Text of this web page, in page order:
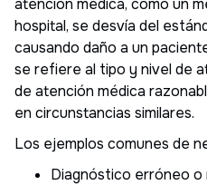
atención médica, como un
hospital, se desvía del
causando daño a un
se refiere al tipo y nivel de
de atención médica
en circunstancias similares.
Los ejemplos comunes de
Diagnóstico erróneo